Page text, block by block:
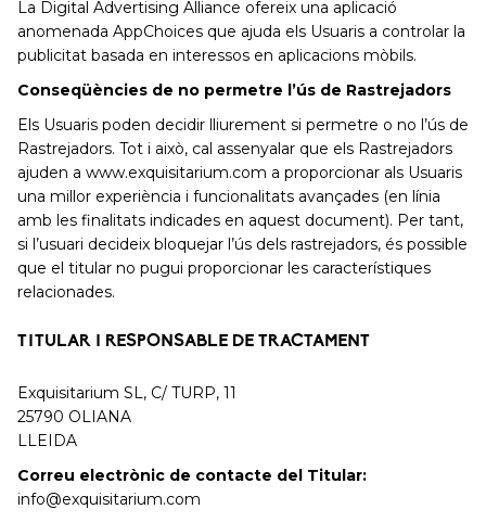
La Digital Advertising Alliance ofereix una aplicació
anomenada AppChoices que ajuda els Usuaris a controlar la
publicitat basada en interessos en aplicacions mòbils.
Conseqüències de no permetre l’ús de Rastrejadors
Els Usuaris poden decidir lliurement si permetre o no l’ús de
Rastrejadors. Tot i això, cal assenyalar que els Rastrejadors
ajuden a www.exquisitarium.com a proporcionar als Usuaris
una millor experiència i funcionalitats avançades (en línia
amb les finalitats indicades en aquest document). Per tant,
si l’usuari decideix bloquejar l’ús dels rastrejadors, és possible
que el titular no pugui proporcionar les característiques
relacionades.
TITULAR I RESPONSABLE DE TRACTAMENT
Exquisitarium SL, C/ TURP, 11
25790 OLIANA
LLEIDA
Correu electrònic de contacte del Titular:
info@exquisitarium.com